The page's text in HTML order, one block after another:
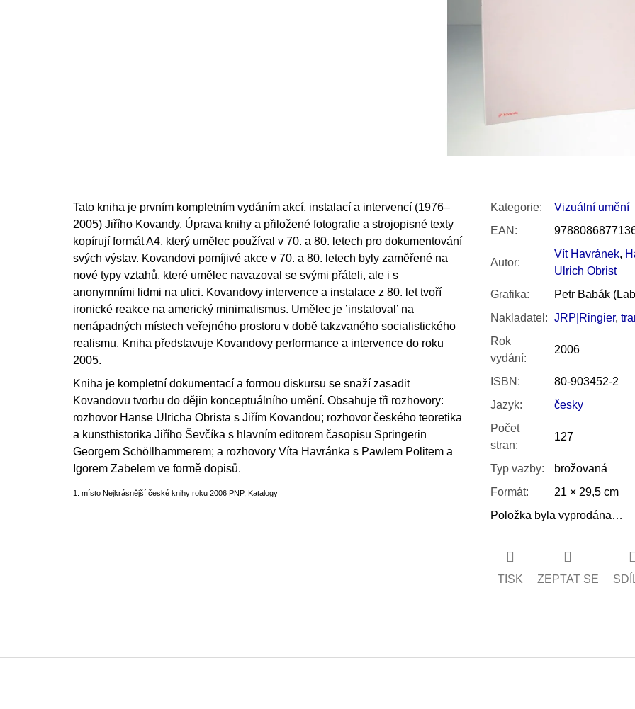
Tato kniha je prvním kompletním vydáním akcí, instalací a intervencí (1976–
2005) Jiřího Kovandy. Úprava knihy a přiložené fotografie a strojopisné texty
kopírují formát A4, který umělec používal v 70. a 80. letech pro dokumentování
svých výstav. Kovandovi pomíjivé akce v 70. a 80. letech byly zaměřené na
nové typy vztahů, které umělec navazoval se svými přáteli, ale i s
anonymními lidmi na ulici. Kovandovy intervence a instalace z 80. let tvoří
ironické reakce na americký minimalismus. Umělec je ’instaloval’ na
nenápadných místech veřejného prostoru v době takzvaného socialistického
realismu. Kniha představuje Kovandovy performance a intervence do roku
2005.
Kniha je kompletní dokumentací a formou diskursu se snaží zasadit
Kovandovu tvorbu do dějin konceptuálního umění. Obsahuje tři rozhovory:
rozhovor Hanse Ulricha Obrista s Jiřím Kovandou; rozhovor českého teoretika
a kunsthistorika Jiřího Ševčíka s hlavním editorem časopisu Springerin
Georgem Schöllhammerem; a rozhovory Víta Havránka s Pawlem Politem a
Igorem Zabelem ve formě dopisů.
1. místo Nejkrásnější české knihy roku 2006 PNP, Katalogy
Kategorie:
Vizuální umění
EAN :
Autor:
Vít Havránek,
Ulrich Obrist
Grafika:
Petr Babák
Nakladatel : JRP|Ringier,
Rok
vydání:
2006
ISBN :
80-903452-2
Jazyk:
česky
Počet
stran:
127
Typ vazby:
brožovaná
Formát:
21 × 29,5 cm
Položka byla vyprodána…
TISK ZEPTAT SE